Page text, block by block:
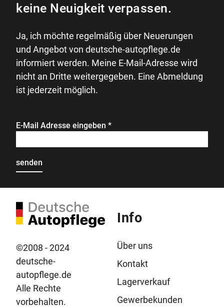
keine Neuigkeit verpassen.
Ja, ich möchte regelmäßig über Neuerungen
und Angebot von deutsche-autopflege.de
informiert werden. Meine E-Mail-Adresse wird
nicht an Dritte weitergegeben. Eine Abmeldung
ist jederzeit möglich.
E-Mail Adresse eingeben*
©2008 - 2024
deutsche-
autopflege.de
Alle Rechte
vorbehalten.
Info
Über uns
Kontakt
Lagerverkauf
Gewerbekunden